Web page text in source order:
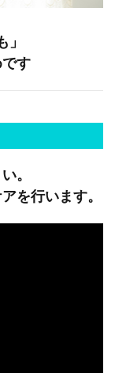
」
す
。
を行います。